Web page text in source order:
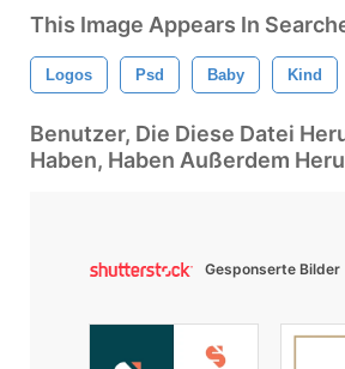
This Image Appears In
Logos Psd Baby Kind
Benutzer, Die Diese Datei
Haben, Haben Außerdem
Gesponserte Bilder